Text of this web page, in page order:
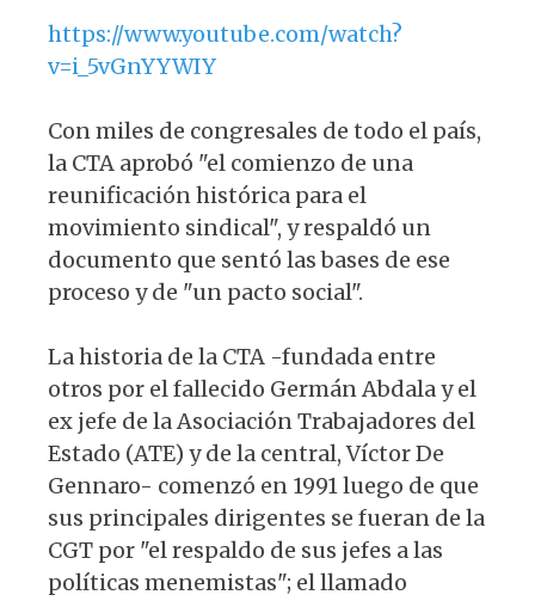
https://www.youtube.com/watch?
v=i_5vGnYYWIY
Con miles de congresales de todo el país,
la CTA aprobó "el comienzo de una
reunificación histórica para el
movimiento sindical", y respaldó un
documento que sentó las bases de ese
proceso y de "un pacto social".
La historia de la CTA -fundada entre
otros por el fallecido Germán Abdala y el
ex jefe de la Asociación Trabajadores del
Estado (ATE) y de la central, Víctor De
Gennaro- comenzó en 1991 luego de que
sus principales dirigentes se fueran de la
CGT por "el respaldo de sus jefes a las
políticas menemistas"; el llamado